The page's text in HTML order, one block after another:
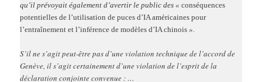
qu’il prévoyait également d’avertir le public des «conséquences
potentielles de l’utilisation de puces d’IA américaines pour
l’entraînement et l’inférence de modèles d’IA chinois ».
S’il ne s’agit peut-être pas d’une violation technique de l’accord de
Genève, il s’agit certainement d’une violation de l’esprit de la
déclaration conjointe convenue : …